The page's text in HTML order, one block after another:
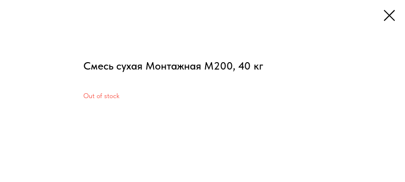
Смесь сухая Монтажная М200, 40 кг
Out of stock